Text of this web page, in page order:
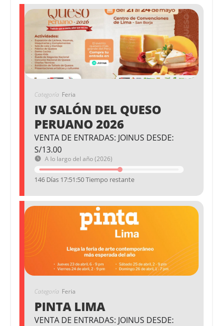
Categoría Feria
IV SALÓN DEL QUESO
PERUANO 2026
VENTA DE ENTRADAS: JOINUS DESDE:
S/13.00
A lo largo del año (2026)
146 Días 17:51:50 Tiempo restante
Categoría Feria
PINTA LIMA
VENTA DE ENTRADAS: JOINUS DESDE: